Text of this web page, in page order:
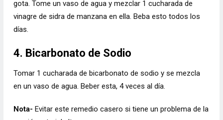
gota. Tome un vaso de agua y mezclar 1 cucharada de
vinagre de sidra de manzana en ella. Beba esto todos los
días.
4. Bicarbonato de Sodio
Tomar 1 cucharada de bicarbonato de sodio y se mezcla
en un vaso de agua. Beber esta, 4 veces al día.
Nota- Evitar este remedio casero si tiene un problema de la